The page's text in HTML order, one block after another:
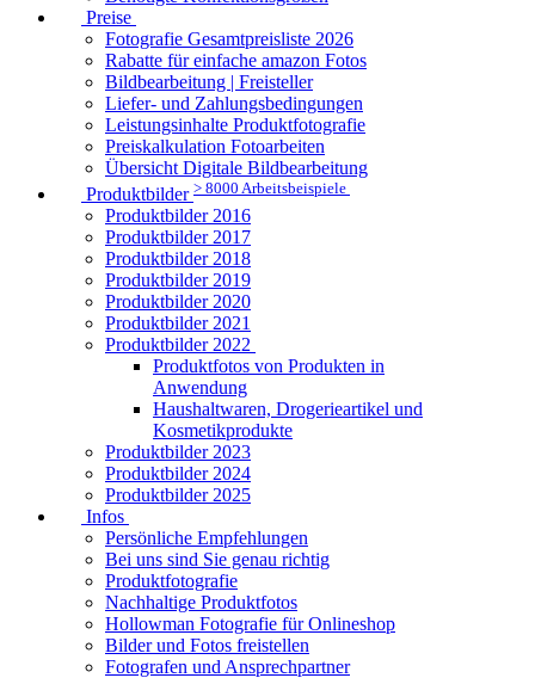
Preise
Fotografie Gesamtpreisliste 2026
Rabatte für einfache amazon Fotos
Bildbearbeitung | Freisteller
Liefer- und Zahlungsbedingungen
Leistungsinhalte Produktfotografie
Preiskalkulation Fotoarbeiten
Übersicht Digitale Bildbearbeitung
Produktbilder > 8000 Arbeitsbeispiele
Produktbilder 2016
Produktbilder 2017
Produktbilder 2018
Produktbilder 2019
Produktbilder 2020
Produktbilder 2021
Produktbilder 2022
Produktfotos von Produkten in
Anwendung
Haushaltwaren, Drogerieartikel und
Kosmetikprodukte
Produktbilder 2023
Produktbilder 2024
Produktbilder 2025
Infos
Persönliche Empfehlungen
Bei uns sind Sie genau richtig
Produktfotografie
Nachhaltige Produktfotos
Hollowman Fotografie für Onlineshop
Bilder und Fotos freistellen
Fotografen und Ansprechpartner